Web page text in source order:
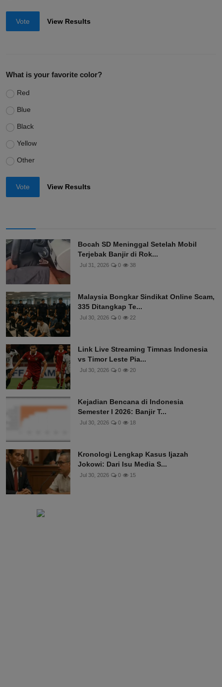
Vote View Results
What is your favorite color?
Red
Blue
Black
Yellow
Other
Vote View Results
Bocah SD Meninggal Setelah Mobil
Terjebak Banjir di Rok...
Jul 31, 2026 0 38
Malaysia Bongkar Sindikat Online Scam,
335 Ditangkap Te...
Jul 30, 2026 0 22
Link Live Streaming Timnas Indonesia
vs Timor Leste Pia...
Jul 30, 2026 0 20
Kejadian Bencana di Indonesia
Semester I 2026: Banjir T...
Jul 30, 2026 0 18
Kronologi Lengkap Kasus Ijazah
Jokowi: Dari Isu Media S...
Jul 30, 2026 0 15